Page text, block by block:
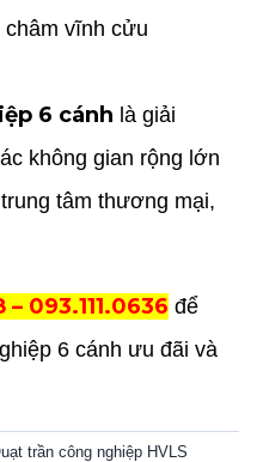
vĩnh cửu
6 cánh là giải
không gian rộng lớn
tâm thương mại,
093.111.0636 để
6 cánh ưu đãi và
trần công nghiệp HVLS